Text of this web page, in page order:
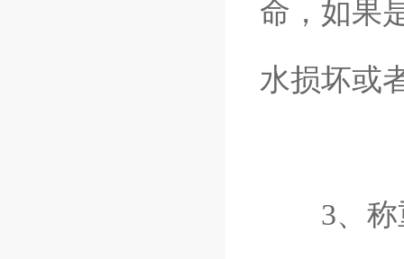
命，如果
水损坏或
3、称重